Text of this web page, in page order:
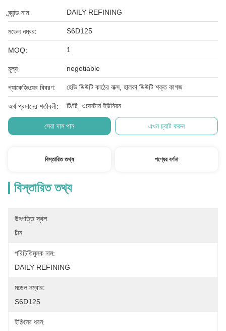
ব্র্যান্ড নাম: DAILY REFINING
মডেল নম্বর: S6D125
MOQ: 1
মূল্য: negotiable
প্যাকেজিংয়ের বিবরণ: হেভি ডিউটি ​​কাঠের বাক্স, হালকা ডিউটি ​​শক্ত কাগজ
অর্থ প্রদানের শর্তাবলী: টি/টি, ওয়েস্টার্ন ইউনিয়ন
সেরা দাম পান এখন চ্যাট করুন
বিস্তারিত তথ্য পণ্যের বর্ণনা
বিস্তারিত তথ্য
উৎপত্তি স্থল:
চীন
পরিচিতিমুলক নাম:
DAILY REFINING
মডেল নম্বার:
S6D125
ইঞ্জিনের ধরন: